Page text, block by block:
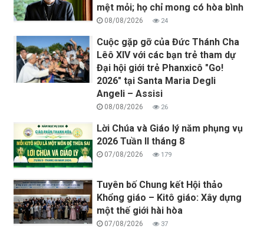
mệt mỏi; họ chỉ mong có hòa bình
08/08/2026 24
Cuộc gặp gỡ của Đức Thánh Cha
Lêô XIV với các bạn trẻ tham dự
Đại hội giới trẻ Phanxicô "Go!
2026" tại Santa Maria Degli
Angeli – Assisi
08/08/2026 26
Lời Chúa và Giáo lý năm phụng vụ
2026 Tuần II tháng 8
07/08/2026 179
Tuyên bố Chung kết Hội thảo
Khổng giáo – Kitô giáo: Xây dựng
một thế giới hài hòa
07/08/2026 37